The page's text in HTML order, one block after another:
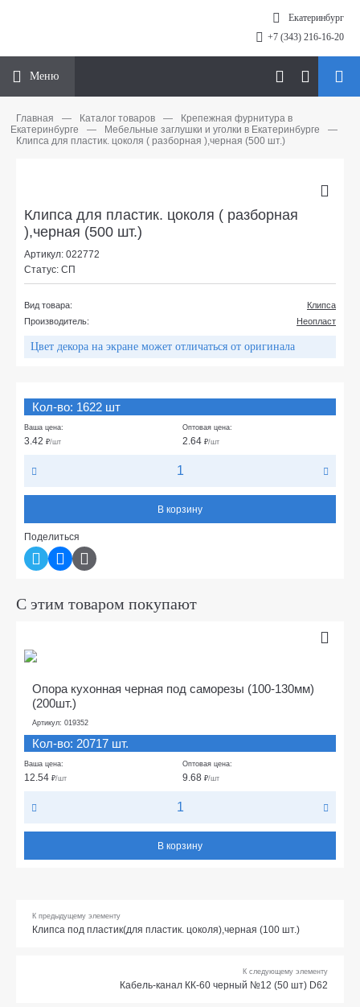
Екатеринбург
+7 (343) 216-16-20
Меню
Главная — Каталог товаров —
Крепежная фурнитура в
Екатеринбурге
— Мебельные заглушки и уголки в Екатеринбурге
—
Клипса для пластик. цоколя ( разборная ),черная (500 шт.)
Клипса для пластик. цоколя ( разборная
),черная (500 шт.)
Артикул: 022772
Статус: СП
Вид товара:
Клипса
Производитель:
Неопласт
Цвет декора на экране может отличаться от оригинала
Кол-во: 1622 шт
Ваша цена:
3.42 ₽/шт
Оптовая цена:
2.64 ₽/шт
В корзину
Поделиться
С этим товаром покупают
Опора кухонная черная под саморезы (100-130мм)
(200шт.)
Артикул: 019352
Кол-во: 20717 шт.
Ваша цена:
12.54 ₽/шт
Оптовая цена:
9.68 ₽/шт
В корзину
К предыдущему элементу
Клипса под пластик(для пластик. цоколя),черная (100 шт.)
К следующему элементу
Кабель-канал КК-60 черный №12 (50 шт) D62